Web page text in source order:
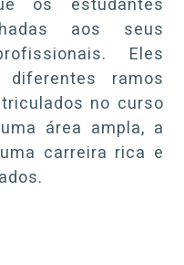
os estudantes
aos seus
Eles
ramos
no curso
área ampla, a
carreira rica e